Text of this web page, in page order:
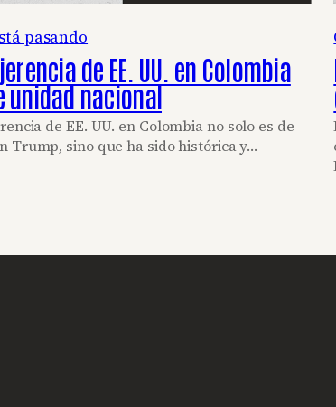
pasando
de EE. UU. en Colombia
unidad nacional
de EE. UU. en Colombia no solo es de
Trump, sino que ha sido histórica y…